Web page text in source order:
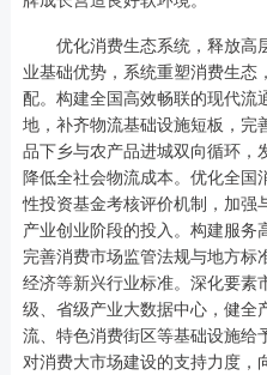
优化消费生态系统，释放高
业基础优势，系统重塑消费生
配。构建全国高效畅联的现代流
地，补齐物流基础设施短板，完
品下乡与农产品进城双向循环，
降低全社会物流成本。优化全国
性投资基金考核评价机制，加强
产业创业阶段的投入。构建服务
完善消费市场监管法规与地方
经济等新兴行业标准。深化要素
级、省级产业大数据中心，健全
流、特色消费街区等基础设施给
对消费大市场建设的支持力度，